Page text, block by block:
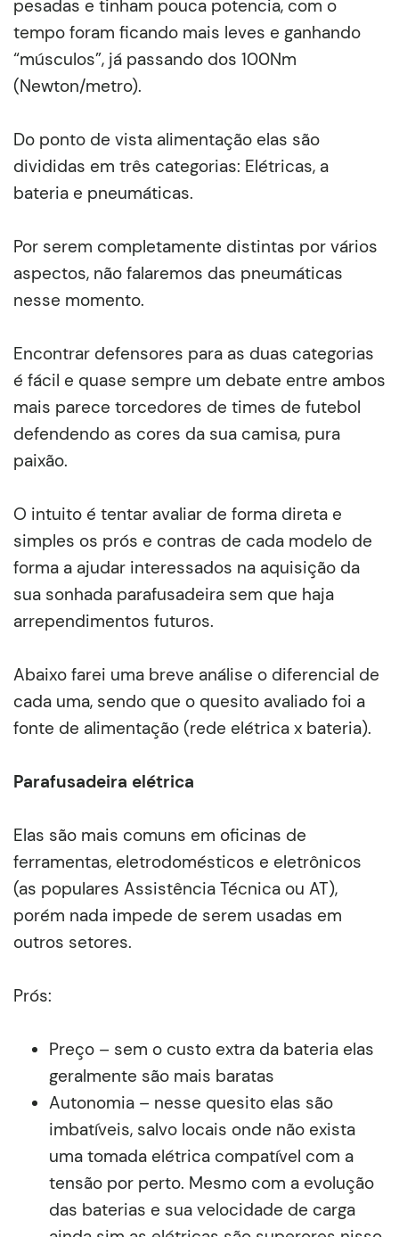
pesadas e tinham pouca potencia, com o
tempo foram ficando mais leves e ganhando
“músculos”, já passando dos 100Nm
(Newton/metro).
Do ponto de vista alimentação elas são
divididas em três categorias: Elétricas, a
bateria e pneumáticas.
Por serem completamente distintas por vários
aspectos, não falaremos das pneumáticas
nesse momento.
Encontrar defensores para as duas categorias
é fácil e quase sempre um debate entre ambos
mais parece torcedores de times de futebol
defendendo as cores da sua camisa, pura
paixão.
O intuito é tentar avaliar de forma direta e
simples os prós e contras de cada modelo de
forma a ajudar interessados na aquisição da
sua sonhada parafusadeira sem que haja
arrependimentos futuros.
Abaixo farei uma breve análise o diferencial de
cada uma, sendo que o quesito avaliado foi a
fonte de alimentação (rede elétrica x bateria).
Parafusadeira elétrica
Elas são mais comuns em oficinas de
ferramentas, eletrodomésticos e eletrônicos
(as populares Assistência Técnica ou AT),
porém nada impede de serem usadas em
outros setores.
Prós:
Preço – sem o custo extra da bateria elas
geralmente são mais baratas
Autonomia – nesse quesito elas são
imbatíveis, salvo locais onde não exista
uma tomada elétrica compatível com a
tensão por perto. Mesmo com a evolução
das baterias e sua velocidade de carga